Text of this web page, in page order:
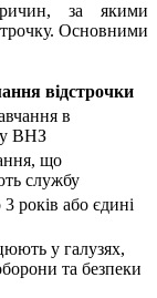
за якими
Основними
відстрочки
в
ВНЗ
що
службу
років або єдині
у галузях,
та безпеки